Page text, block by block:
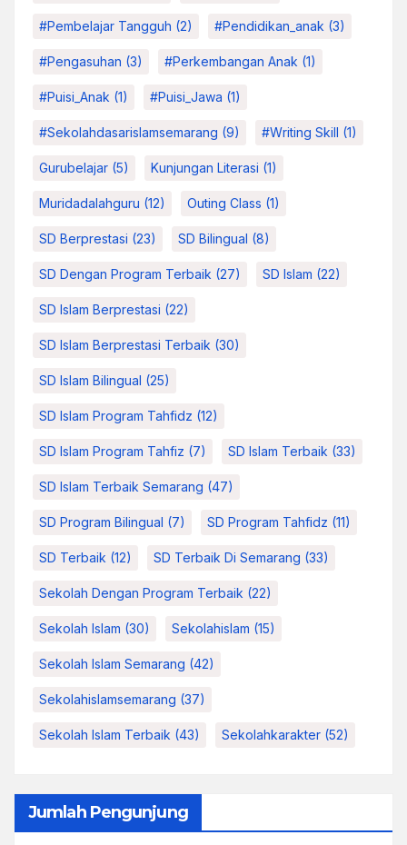
#pembelajar Tangguh (2) #pendidikan_anak (3)
#pengasuhan (3) #Perkembangan Anak (1)
#Puisi_Anak (1) #Puisi_Jawa (1)
#sekolahdasarislamsemarang (9) #Writing Skill (1)
Gurubelajar (5) Kunjungan Literasi (1)
Muridadalahguru (12) Outing Class (1)
SD Berprestasi (23) SD Bilingual (8)
SD Dengan Program Terbaik (27) SD Islam (22)
SD Islam Berprestasi (22)
SD Islam Berprestasi Terbaik (30)
SD Islam Bilingual (25)
SD Islam Program Tahfidz (12)
SD Islam Program Tahfiz (7) SD Islam Terbaik (33)
SD Islam Terbaik Semarang (47)
SD Program Bilingual (7) SD Program Tahfidz (11)
SD Terbaik (12) SD Terbaik Di Semarang (33)
Sekolah Dengan Program Terbaik (22)
Sekolah Islam (30) Sekolahislam (15)
Sekolah Islam Semarang (42)
Sekolahislamsemarang (37)
Sekolah Islam Terbaik (43) Sekolahkarakter (52)
Jumlah Pengunjung